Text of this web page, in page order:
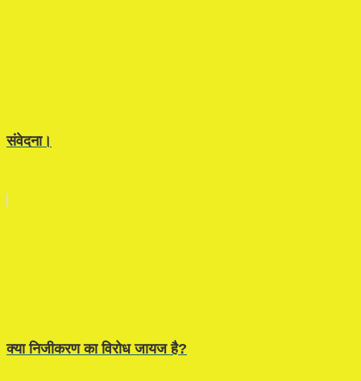
संवेदना।
क्या निजीकरण का विरोध जायज है?